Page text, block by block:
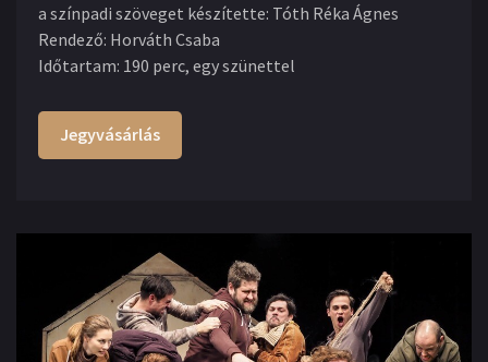
a színpadi szöveget készítette: Tóth Réka Ágnes
Rendező: Horváth Csaba
Időtartam: 190 perc, egy szünettel
Jegyvásárlás